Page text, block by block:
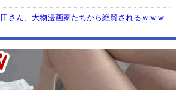
さん、大物漫画家たちから絶賛されるｗｗｗ
」←これw w w w w w w w
に子どもたちが続々乱入 → スタッフが注意し